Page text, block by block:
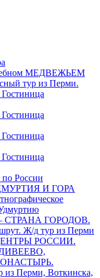
МЕДВЕЖЬЕМ
тур из Перми.
России
И ГОРА
СТРАНА ГОРОДОВ.
Ж/д тур из Перми
РОССИИ.
из Перми, Воткинска,